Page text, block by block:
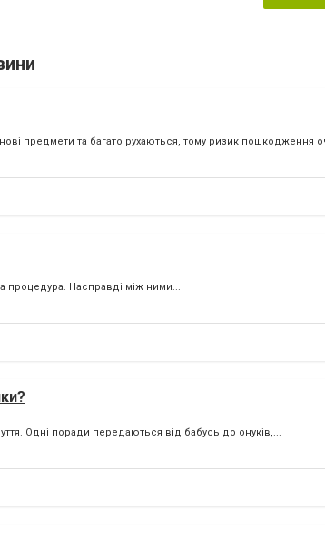
предмети та багато рухаються, тому ризик пошкодження
процедура. Насправді між ними...
Одні поради передаються від бабусь до онуків,...